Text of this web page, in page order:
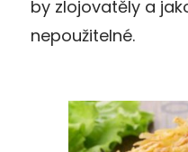
by zlojovatěly a
nepoužitelné.